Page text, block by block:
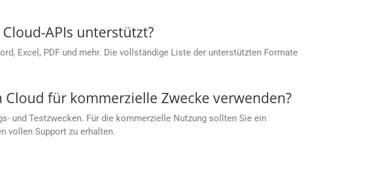
APIs unterstützt?
Excel, PDF und mehr. Die vollständige Liste der unterstützten Formate
für kommerzielle Zwecke verwenden?
und Testzwecken. Für die kommerzielle Nutzung sollten Sie ein
vollen Support zu erhalten.